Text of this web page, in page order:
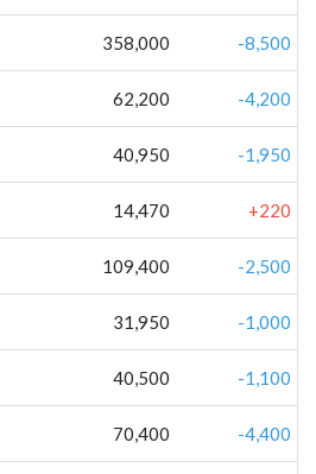
358,000 -8,500
62,200 -4,200
40,950 -1,950
14,470 +220
109,400 -2,500
31,950 -1,000
40,500 -1,100
70,400 -4,400